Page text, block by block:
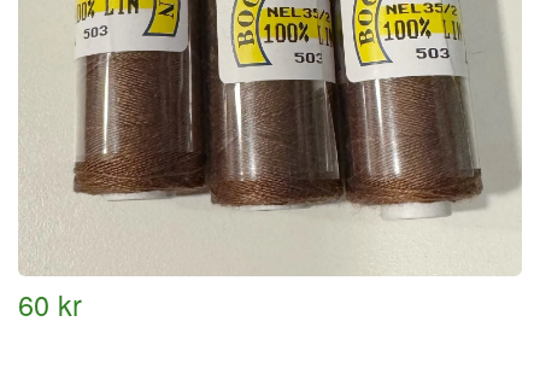
60 kr